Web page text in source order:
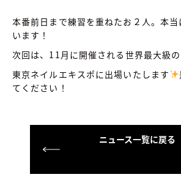
本番前日まで練習を重ねたお２人。本
います！
次回は、11月に開催される世界最大級
東京ネイルエキスポに出場いたします
てください！
ニュース一覧に戻る